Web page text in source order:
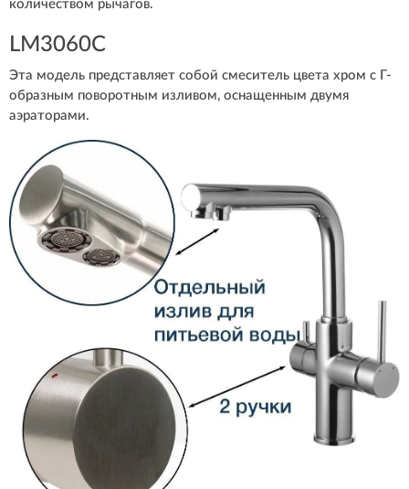
количеством рычагов.
LM3060C
Эта модель представляет собой смеситель цвета хром с Г-
образным поворотным изливом, оснащенным двумя
аэраторами.